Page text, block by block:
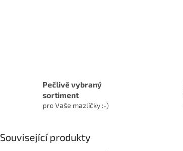
Pečlivě vybraný
sortiment
pro Vaše mazlíčky :-)
Související produkty